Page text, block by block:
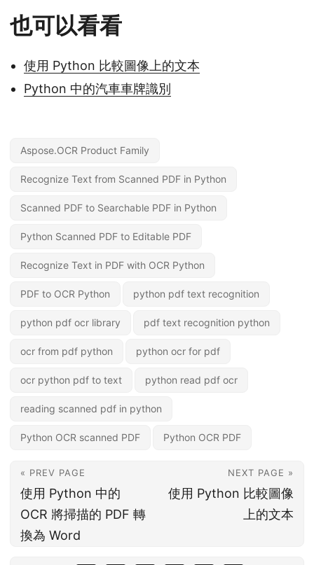
也可以看看
使用 Python 比較圖像上的文本
Python 中的汽車車牌識別
Aspose.OCR Product Family
Recognize Text from Scanned PDF in Python
Scanned PDF to Searchable PDF in Python
Python Scanned PDF to Editable PDF
Recognize Text in PDF with OCR Python
PDF to OCR Python python pdf text recognition
python pdf ocr library pdf text recognition python
ocr from pdf python python ocr for pdf
ocr python pdf to text python read pdf ocr
reading scanned pdf in python
Python OCR scanned PDF Python OCR PDF
« PREV PAGE
使用 Python 中的
OCR 將掃描的 PDF 轉
換為 Word
NEXT PAGE »
使用 Python 比較圖像
上的文本